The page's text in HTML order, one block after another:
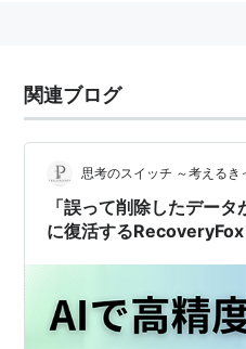
関連ブログ
思考のスイッチ ～考えるき
「誤って削除したデー
に復活する